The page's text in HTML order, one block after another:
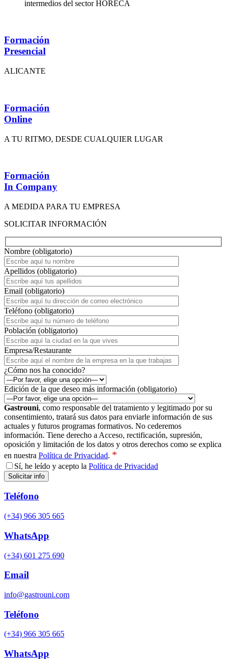
intermedios del sector HORECA
Formación
Presencial
ALICANTE
Formación
Online
A TU RITMO, DESDE CUALQUIER LUGAR
Formación
In Company
A MEDIDA PARA TU EMPRESA
SOLICITAR INFORMACIÓN
Nombre (obligatorio)
Apellidos (obligatorio)
Email (obligatorio)
Teléfono (obligatorio)
Población (obligatorio)
Empresa/Restaurante
¿Cómo nos ha conocido?
Edición de la que deseo más información (obligatorio)
Gastrouni, como responsable del tratamiento y legitimado por su
consentimiento, tratará sus datos para enviarle información de sus
actuales y futuros programas formativos. No cederemos
información. Tiene derecho a Acceso, rectificación, supresión,
oposición y limitación de los datos y otros derechos como se explica
en nuestra Política de Privacidad. *
Sí, he leído y acepto la Política de Privacidad
Teléfono
(+34) 966 305 665
WhatsApp
(+34) 601 275 690
Email
info@gastrouni.com
Teléfono
(+34) 966 305 665
WhatsApp